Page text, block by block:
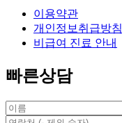
이용약관
개인정보취급방침
비급여 진료 안내
빠른상담